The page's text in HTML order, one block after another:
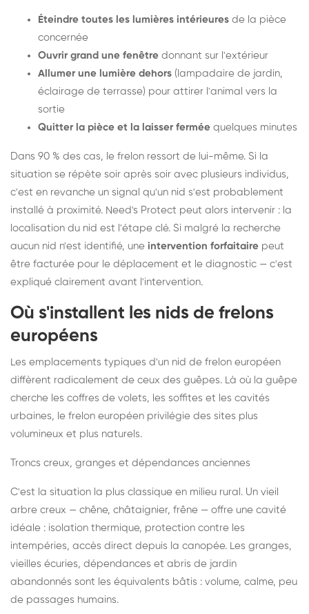
Éteindre toutes les lumières intérieures de la pièce
concernée
Ouvrir grand une fenêtre donnant sur l'extérieur
Allumer une lumière dehors (lampadaire de jardin,
éclairage de terrasse) pour attirer l'animal vers la
sortie
Quitter la pièce et la laisser fermée quelques minutes
Dans 90 % des cas, le frelon ressort de lui-même. Si la
situation se répète soir après soir avec plusieurs individus,
c'est en revanche un signal qu'un nid s'est probablement
installé à proximité. Need's Protect peut alors intervenir : la
localisation du nid est l'étape clé. Si malgré la recherche
aucun nid n'est identifié, une intervention forfaitaire peut
être facturée pour le déplacement et le diagnostic — c'est
expliqué clairement avant l'intervention.
Où s'installent les nids de frelons
européens
Les emplacements typiques d'un nid de frelon européen
diffèrent radicalement de ceux des guêpes. Là où la guêpe
cherche les coffres de volets, les soffites et les cavités
urbaines, le frelon européen privilégie des sites plus
volumineux et plus naturels.
Troncs creux, granges et dépendances anciennes
C'est la situation la plus classique en milieu rural. Un vieil
arbre creux — chêne, châtaignier, frêne — offre une cavité
idéale : isolation thermique, protection contre les
intempéries, accès direct depuis la canopée. Les granges,
vieilles écuries, dépendances et abris de jardin
abandonnés sont les équivalents bâtis : volume, calme, peu
de passages humains.